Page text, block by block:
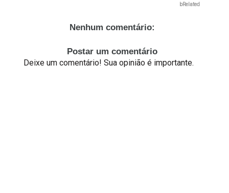
bRelated
Nenhum comentário:
Postar um comentário
Deixe um comentário! Sua opinião é importante.